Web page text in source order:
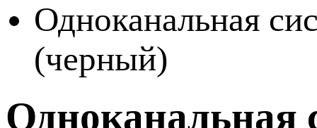
Одноканальная
(черный)
Одноканальная